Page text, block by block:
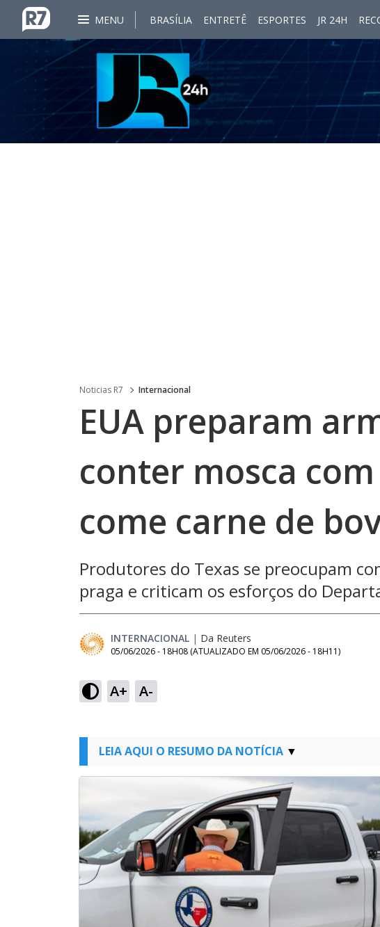
MENU BRASÍLIA ENTRETÊ ESPORTES JR 24H
Noticias R7 Internacional
EUA preparam
conter mosca
come carne de
Produtores do Texas se preocupam
praga e criticam os esforços do
INTERNACIONAL | Da Reuters
05/06/2026 - 18H08 (ATUALIZADO EM 05/06/2026 - 18H11)
A+ A-
LEIA AQUI O RESUMO DA NOTÍCIA